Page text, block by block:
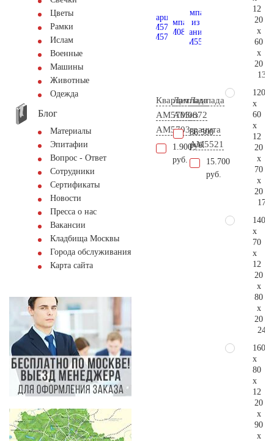
Цветы
Рамки
Ислам
Военные
Машины
Животные
Одежда
Блог
Материалы
Эпитафии
Вопрос - Ответ
Сотрудники
Сертификаты
Новости
Пресса о нас
Вакансии
Кладбища Москвы
Города обслуживания
Карта сайта
Кварцит
АМ5703
AM5703
1.900
руб.
Лампада
AM0872
86.500
руб.
Лампада
из
гранита
AM5521
15.700
руб.
12
20
x
60
x
20
120
x
60
x
12
20
x
70
x
20
140
x
70
x
12
20
x
80
x
20
160
x
80
x
12
20
x
90
x